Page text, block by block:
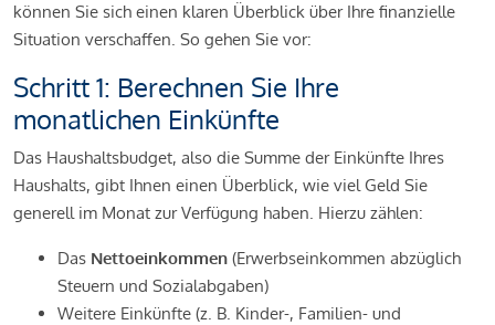
können Sie sich einen klaren Überblick über Ihre finanzielle
Situation verschaffen. So gehen Sie vor:
Schritt 1: Berechnen Sie Ihre
monatlichen Einkünfte
Das Haushaltsbudget, also die Summe der Einkünfte Ihres
Haushalts, gibt Ihnen einen Überblick, wie viel Geld Sie
generell im Monat zur Verfügung haben. Hierzu zählen:
Das Nettoeinkommen (Erwerbseinkommen abzüglich
Steuern und Sozialabgaben)
Weitere Einkünfte (z. B. Kinder-, Familien- und